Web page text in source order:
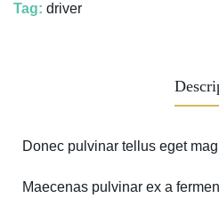
Tag: driver
Donec pulvinar tellus eget
Maecenas pulvinar ex a